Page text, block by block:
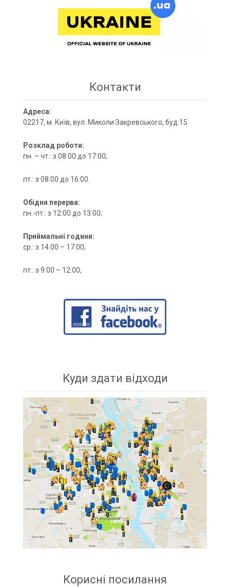
Контакти
Адреса:
02217, м. Київ, вул. Миколи Закревського, буд.15
Розклад роботи:
пн. – чт.: з 08:00 до 17:00;
пт.: з 08:00 до 16:00.
Обідня перерва:
пн.-пт.: з 12:00 до 13:00;
Приймальні години:
ср.: з 14:00 – 17:00;
пт.: з 9:00 – 12:00,
Куди здати відходи
Корисні посилання